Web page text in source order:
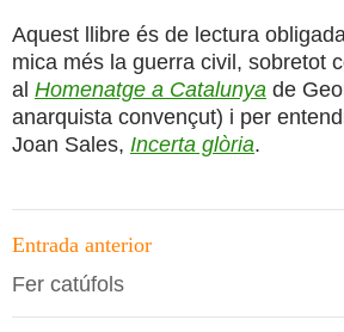
Aquest llibre és de lectura
mica més la guerra civil, sobretot
al Homenatge a Catalunya de
anarquista convençut) i per
Joan Sales, Incerta glòria.
Navegació
per
les
Entrada anterior
Fer catúfols